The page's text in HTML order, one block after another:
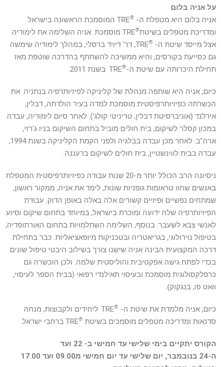
על אניה בלום
אניה בלום היא מטפלת ה- ®
TRE המוסמכת הראשונה בישראל
ומדריכת מטפלים בשיטת®
TRE מוסמכת. אניה השלימה את לימודיה
אצל מייסד שיטת ה- ®
TRE, דר' דיויד ברסלי, במהלך לימודיה שימשה
גם כסייעת בקורסים, והיא ממשיכה להשתתף בהדרכה שוטפת מאז
תחילת היכרותה עם שיטת ה-®
TRE בשנת 2011.
כיום, אניה היא שותפה מנהלת של קליניקה לפיזיותרפיה בנתניה. את
הכשרתה כפיזיותרפיסטית מוסמכת למדה בעיר הולדתה, דבלין,
אירלנד (אוניברסיטת דבלין, טריניטי קולג'). לאחר סיום לימודיה, עבדה
במכון קסלר לשיקום, בית חולים מוביל בתחום השיקום בניו ג'רזי,
ארה"ב. לאחר מכן עבדה בבלגיה ולפני הקמת הקליניקה בשנת 1994,
עבדה בבית לווינשטיין, בית חולים לשיקום ברעננה.
ניסיונה הרב הכולל יותר מ-20 שנות עבודה כפיזיותרפיסטית המטפלת
באנשים שחוו טראומות גופניות שונות, לימד את אניה, ממקור ראשון,
שמתחים נפשיים ופיזיים קשורים אלה באלה באופן הדוק. עבודת
הפיזיותרפיה שלה ידועה ומוכרת בישראל, במיוחד בתחום שיקום וסיוע
לאנשי צבא לשעבר. בנוסף, השלימה השתלמויות בתחום האורתופדיה,
בטיפול נוירולוגי, בגריאטריה ובטכניקות מיופאציאליות. כבר בתחילת
דרכה המקצועית הבינה אניה שישנו צורך בשילוב היבטי טיפול שונים
בכדי לפתח גישה אפקטיבית והוליסטית שלמה. ולכן הוכשרה גם
כרפלקסולוגית מוסמכת ובעיסוי תאילנדי רפואי (בבית הספר לעיסוי,
וואט פו, בנגקוק).
כיום, אניה מלמדת את שיטת ה- ®
TRE ליחידים ולקבוצות, מנחה
סדנאות ומדריכה מטפלים מוסמכים בשיטת ®TRE ברחבי ישראל.
הקורס יתקיים בימי שלישי עד חמישי ב- 22 ועד
ה-24 בנובמבר, יום שלישי עד יום חמישי מ09.00 ועד 17.00